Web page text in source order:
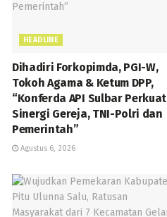
HEADLINE
Dihadiri Forkopimda, PGI-W,
Tokoh Agama & Ketum DPP,
“Konferda API Sulbar Perkuat
Sinergi Gereja, TNI-Polri dan
Pemerintah”
Agustus 6, 2026